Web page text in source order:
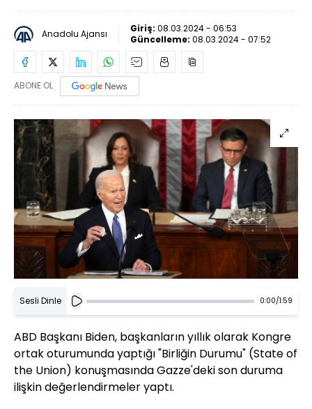
Anadolu Ajansı Giriş: 08.03.2024 - 06:53
Güncelleme: 08.03.2024 - 07:52
ABONE OL
Sesli Dinle 0:00/1:59
ABD Başkanı Biden, başkanların yıllık olarak Kongre
ortak oturumunda yaptığı "Birliğin Durumu" (State of
the Union) konuşmasında Gazze'deki son duruma
ilişkin değerlendirmeler yaptı.